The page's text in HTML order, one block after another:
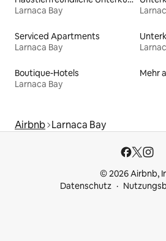
Larnaca Bay
Serviced Apartments
Larnaca Bay
Boutique-Hotels
Larnaca Bay
Mehr
Airbnb Larnaca Bay
© 2026 Airbnb,
Datenschutz